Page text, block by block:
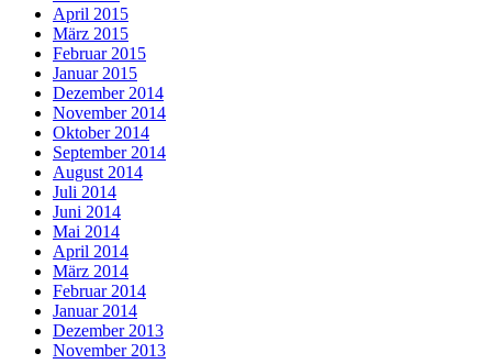
April 2015
März 2015
Februar 2015
Januar 2015
Dezember 2014
November 2014
Oktober 2014
September 2014
August 2014
Juli 2014
Juni 2014
Mai 2014
April 2014
März 2014
Februar 2014
Januar 2014
Dezember 2013
November 2013